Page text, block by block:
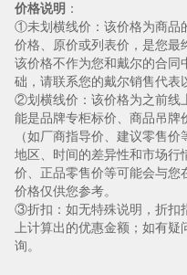
价格说明 ：
①未划横线价：该价格为商品
价格、原价或列表价，是您最
该价格不作为您和戴尔的合同
础，请联系您的戴尔销售代表
②划横线价：该价格为之前线
能是品牌专柜标价、商品吊牌
（如厂商指导价、建议零售
地区、时间的差异性和市场行
价、正品零售价等可能会与您
价格仅供您参考。
③折扣：如无特殊说明，折扣
上计算出的优惠金额；如有
询。